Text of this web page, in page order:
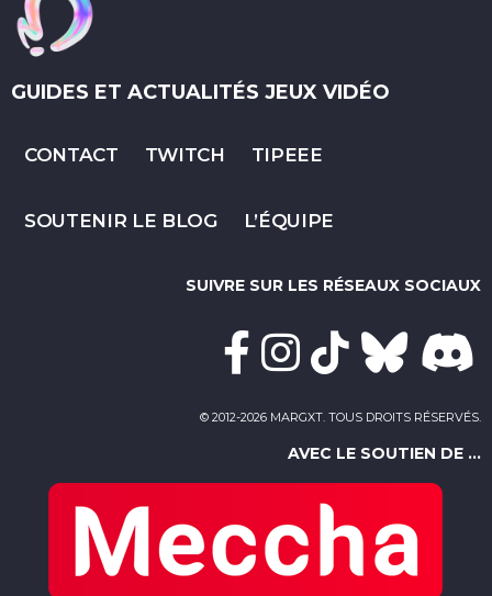
GUIDES ET ACTUALITÉS JEUX VIDÉO
CONTACT TWITCH TIPEEE
SOUTENIR LE BLOG L’ÉQUIPE
SUIVRE SUR LES RÉSEAUX SOCIAUX
© 2012-2026 MARGXT. TOUS DROITS RÉSERVÉS.
AVEC LE SOUTIEN DE ...